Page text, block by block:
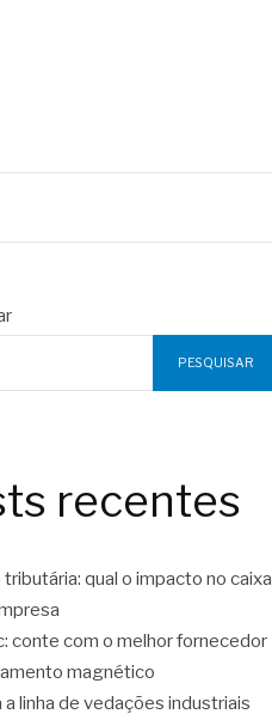
PESQUISAR
recentes
tributária: qual o impacto no caixa
conte com o melhor fornecedor
magnético
a linha de vedações industriais